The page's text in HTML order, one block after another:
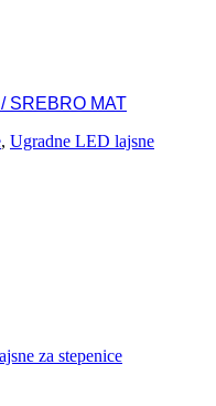
SREBRO MAT
, Ugradne LED lajsne
za stepenice